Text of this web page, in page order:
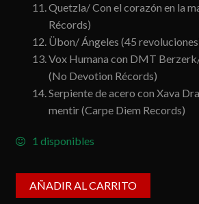
Quetzla/ Con el corazón en la
Récords)
Übon/ Ángeles (45
Vox Humana con DMT
(No Devotion Récords)
Serpiente de acero con Xava
mentir (Carpe Diem Records)
1 disponibles
AÑADIR AL CARRITO